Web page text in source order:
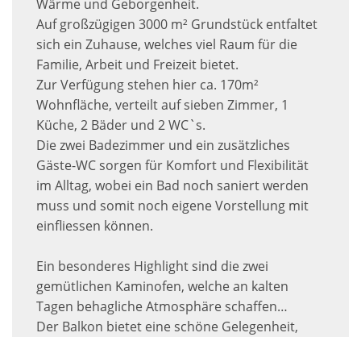
Wärme und Geborgenheit.
Auf großzügigen 3000 m² Grundstück entfaltet
sich ein Zuhause, welches viel Raum für die
Familie, Arbeit und Freizeit bietet.
Zur Verfügung stehen hier ca. 170m²
Wohnfläche, verteilt auf sieben Zimmer, 1
Küche, 2 Bäder und 2 WC`s.
Die zwei Badezimmer und ein zusätzliches
Gäste-WC sorgen für Komfort und Flexibilität
im Alltag, wobei ein Bad noch saniert werden
muss und somit noch eigene Vorstellung mit
einfliessen können.
Ein besonderes Highlight sind die zwei
gemütlichen Kaminofen, welche an kalten
Tagen behagliche Atmosphäre schaffen…
Der Balkon bietet eine schöne Gelegenheit,